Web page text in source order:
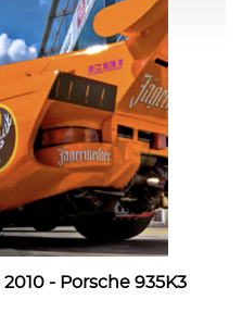
- Porsche 935K3